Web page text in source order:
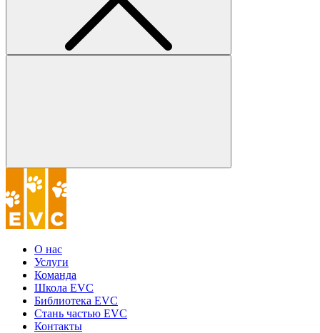
О нас
Услуги
Команда
Школа EVC
Библиотека EVC
Стань частью EVC
Контакты